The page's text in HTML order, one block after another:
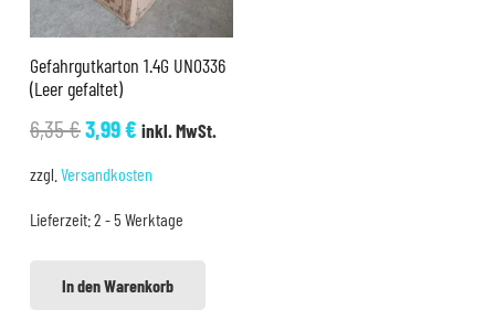
Gefahrgutkarton 1.4G UN0336
(Leer gefaltet)
6,35€Ursprünglicher
6,35 €
3,99€Aktueller
3,99 €.
inkl. MwSt.
zzgl. Versandkosten
Lieferzeit:2 - 5 Werktage
In den Warenkorb